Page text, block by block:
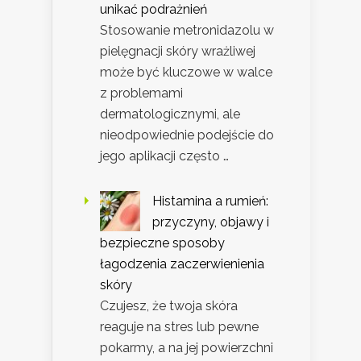
unikać podrażnień
Stosowanie metronidazolu w
pielęgnacji skóry wrażliwej
może być kluczowe w walce
z problemami
dermatologicznymi, ale
nieodpowiednie podejście do
jego aplikacji często …
Histamina a rumień:
przyczyny, objawy i
bezpieczne sposoby
łagodzenia zaczerwienienia
skóry
Czujesz, że twoja skóra
reaguje na stres lub pewne
pokarmy, a na jej powierzchni